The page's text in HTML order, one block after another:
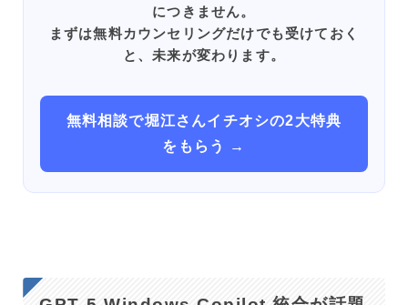
につきません。
まずは無料カウンセリングだけでも受けておく
と、未来が変わります。
無料相談で堀江さんイチオシの2大特典
をもらう →